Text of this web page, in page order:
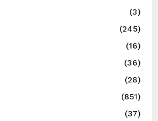
(3)
(245)
(16)
(36)
(28)
(851)
(37)